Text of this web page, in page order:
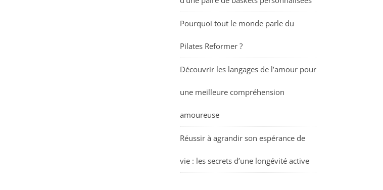
Pourquoi tout le monde parle du
Pilates Reformer ?
Découvrir les langages de l’amour pour
une meilleure compréhension
amoureuse
Réussir à agrandir son espérance de
vie : les secrets d’une longévité active